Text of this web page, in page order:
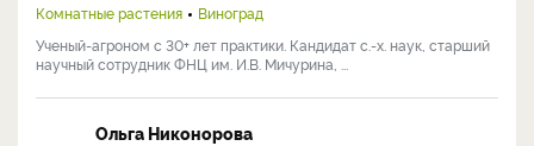
Комнатные растения
Виноград
Ученый-агроном с 30+ лет практики. Кандидат с.-х. наук, старший
научный сотрудник ФНЦ им. И.В. Мичурина, ...
Ольга Никонорова